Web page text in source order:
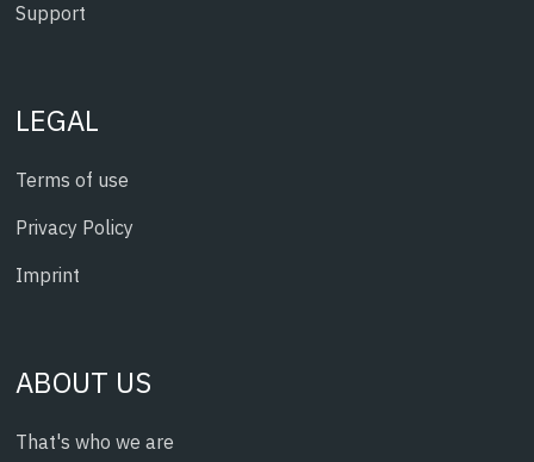
Support
LEGAL
Terms of use
Privacy Policy
Imprint
ABOUT US
That's who we are